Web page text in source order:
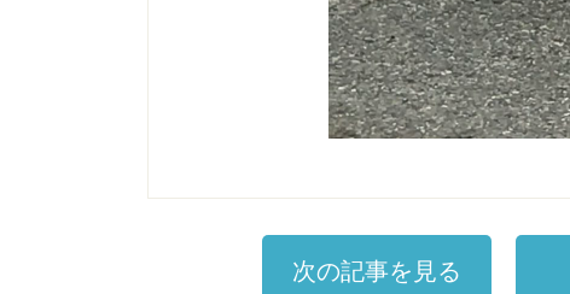
次の記事を見る